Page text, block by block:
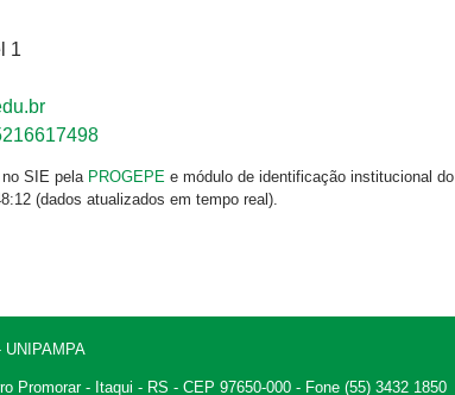
1
SIE pela PROGEPE e módulo de identificação institucional do
(dados atualizados em tempo real).
UNIPAMPA
Promorar - Itaqui - RS - CEP 97650-000 - Fone (55) 3432 1850